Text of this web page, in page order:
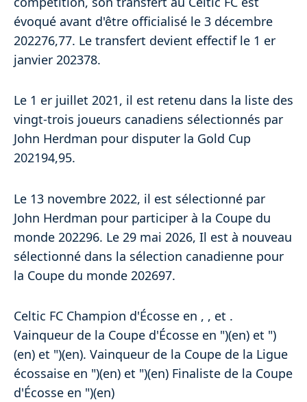
évoqué avant d'être officialisé le 3 décembre
202276,77. Le transfert devient effectif le 1 er
janvier 202378.
Le 1 er juillet 2021, il est retenu dans la liste des
vingt-trois joueurs canadiens sélectionnés par
John Herdman pour disputer la Gold Cup
202194,95.
Le 13 novembre 2022, il est sélectionné par
John Herdman pour participer à la Coupe du
monde 202296. Le 29 mai 2026, Il est à nouveau
sélectionné dans la sélection canadienne pour
la Coupe du monde 202697.
Celtic FC Champion d'Écosse en , , et .
Vainqueur de la Coupe d'Écosse en ")(en) et ")
(en) et ")(en). Vainqueur de la Coupe de la Ligue
écossaise en ")(en) et ")(en) Finaliste de la Coupe
d'Écosse en ")(en)